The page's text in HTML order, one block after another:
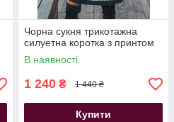
Чорна сукня трикотажна
силуетна коротка з принтом
В наявності
1 240 ₴ 1 440 ₴
Купити